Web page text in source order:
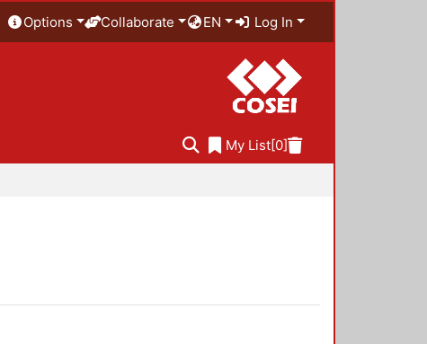
Options Collaborate EN Log In
My List[0]